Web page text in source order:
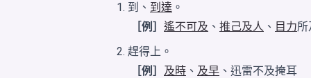
到、 到達 。
［例］ 遙不可及 、 推己及人 、 目力所
趕得上。
［例］ 及時 、 及早 、迅雷不及掩耳